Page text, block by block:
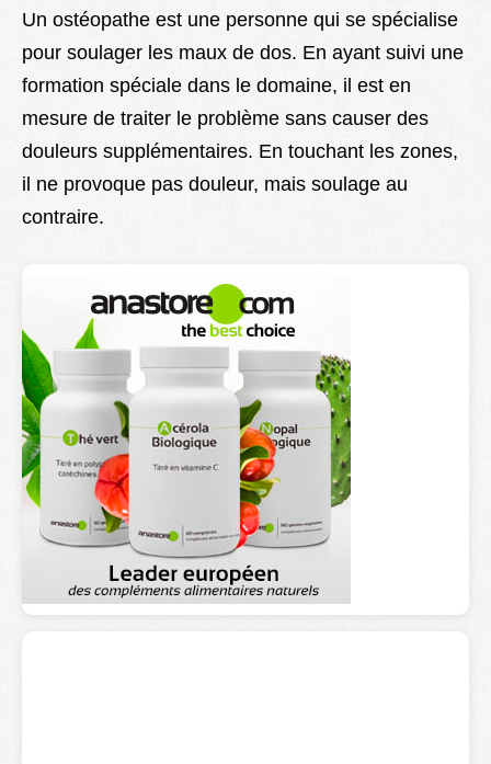
Un ostéopathe est une personne qui se spécialise
pour soulager les maux de dos. En ayant suivi une
formation spéciale dans le domaine, il est en
mesure de traiter le problème sans causer des
douleurs supplémentaires. En touchant les zones,
il ne provoque pas douleur, mais soulage au
contraire.